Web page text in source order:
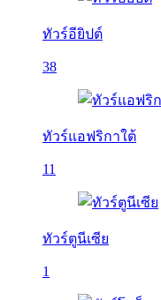
ทัวร์อียิปต์
38
ทัวร์แอฟริกาใต้
11
ทัวร์ตูนีเซีย
1